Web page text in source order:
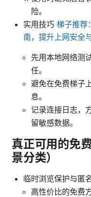
险。
实用技巧 梯子推荐
南，提升上网安全
先用本地网络测
任。
避免在免费梯子
息。
记录连接日志，
留敏感数据。
真正可用的免
景分类）
临时浏览保护与匿
高性价比的免费